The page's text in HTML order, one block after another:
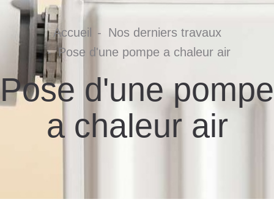
Accueil
Nos derniers travaux
Pose d'une pompe a chaleur air
Pose d'une pompe
a chaleur air